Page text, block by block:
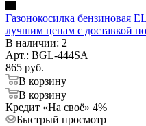
Газонокосилка бензиновая
лучшим ценам с доставкой
В наличии: 2
Арт.: BGL-444SA
865 руб.
В корзину
В корзину
Кредит «На своё» 4%
Быстрый просмотр